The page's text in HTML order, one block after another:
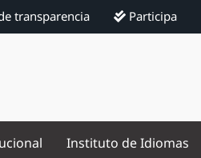
transparencia Participa
Instituto de Idiomas